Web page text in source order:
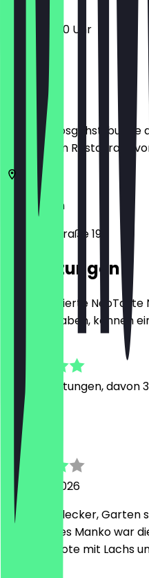
10:00 - 18:00 Uhr
Bevor du losgehst, buche
zeige ihn im Restaurant
50733
Köln
Neusser Straße 196
Bewertungen
Nur registrierte
besucht haben, können
276 Bewertungen, davon
Alexandra
1. August 2026
Frühstück lecker, Garten
lieb. Einziges Manko war
für zwei Brote mit Lachs